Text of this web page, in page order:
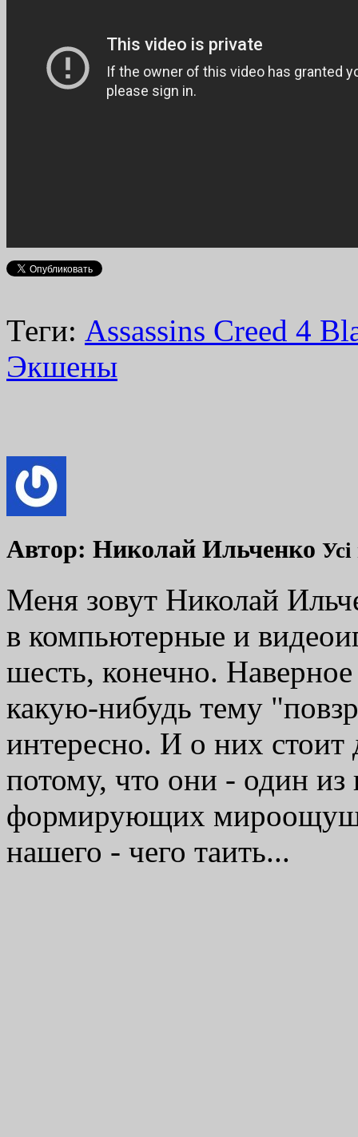
Теги: Assassins Creed 4
Экшены
Автор: Николай Ильченко
Меня зовут Николай
в компьютерные и
шесть, конечно.
какую-нибудь тему
интересно. И о них стоит
потому, что они - один
формирующих
нашего - чего таить...